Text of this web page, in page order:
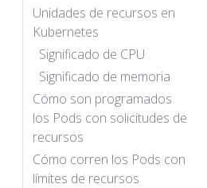
Unidades de recursos en
Kubernetes
Significado de CPU
Significado de memoria
Cómo son programados
los Pods con solicitudes de
recursos
Cómo corren los Pods con
límites de recursos